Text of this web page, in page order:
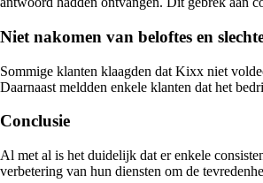
Niet nakomen van beloftes en
Sommige klanten klaagden dat Kixx niet
Daarnaast meldden enkele klanten dat het
Conclusie
Al met al is het duidelijk dat er enkele
verbetering van hun diensten om de